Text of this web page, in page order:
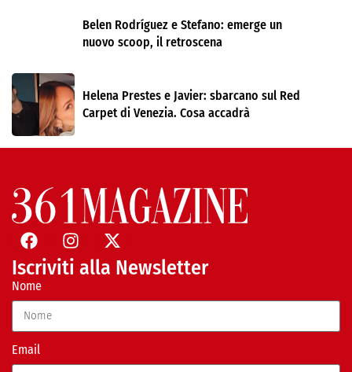
Belen Rodríguez e Stefano: emerge un
nuovo scoop, il retroscena
Helena Prestes e Javier: sbarcano sul Red
Carpet di Venezia. Cosa accadrà
Iscriviti alla Newsletter
Nome
Email